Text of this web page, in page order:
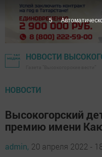
НОВОСТИ
НОВОСТИ
Высокогорский
премию имени
admin, 20 апреля 2022 -
4